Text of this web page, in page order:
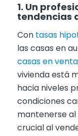
1. Un
tendencias
Con tasas
las casas en
casas en venta
vivienda está
hacia niveles
condiciones
mantenerse
crucial al